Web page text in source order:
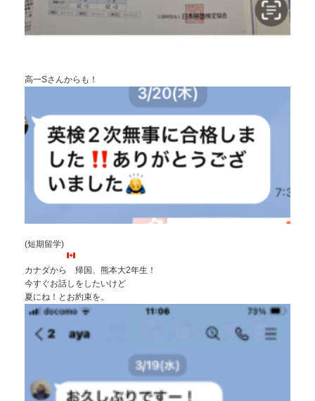
高一Sさんからも！
(短期留学)
カナダから
帰国、熊本大2年生！
今すぐお話しをしたいけど
夏にね！とお約束を。